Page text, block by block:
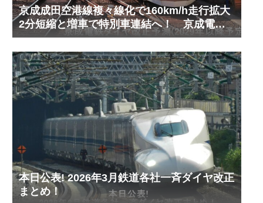
京成成田空港線複々線化で160km/h走行拡大
2分短縮と増車で特別車連結へ！ 京成電鉄
ダイヤ改正予測(2029年以降予定)
本日公表! 2026年3月鉄道各社一斉ダイヤ改正
まとめ！